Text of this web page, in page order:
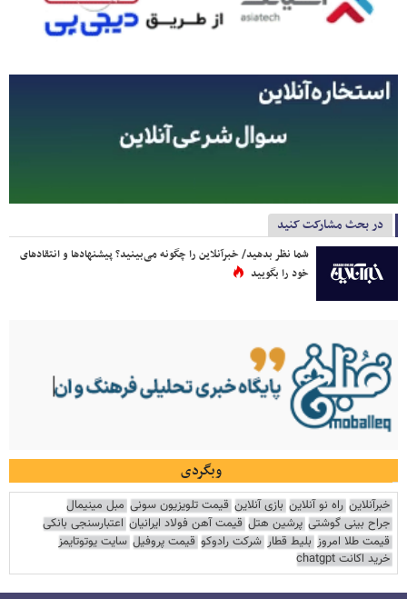
در بحث مشارکت کنید
شما نظر بدهید/ خبرآنلاین را چگونه می‌بینید؟ پیشنهادها و انتقادهای
خود را بگویید
وبگردی
خبرآنلاین راه نو آنلاین بازی آنلاین قیمت تلویزیون سونی مبل مینیمال
جراح بینی گوشتی پرشین هتل قیمت آهن فولاد ایرانیان اعتبارسنجی بانکی
قیمت طلا امروز بلیط قطار شرکت رادوکو قیمت پروفیل سایت یوتوتایمز
خرید اکانت chatgpt